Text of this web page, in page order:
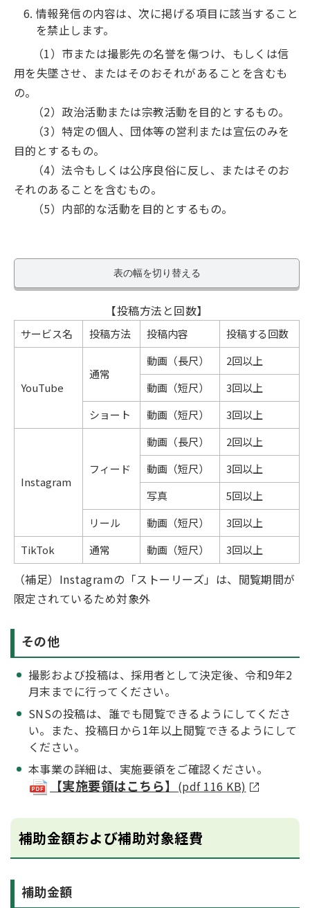
情報発信の内容は、次に掲げる項目に該当すること
を禁止します。
（1）市または撮影先の名誉を傷つけ、もしくは信
用を失墜させ、またはそのおそれがあることを含むも
の。
（2）政治活動または宗教活動を目的とするもの。
（3）特定の個人、団体等の営利または宣伝のみを
目的とするもの。
（4）法令もしくは公序良俗に反し、またはそのお
それのあることを含むもの。
（5）内部的な活動を目的とするもの。
表の幅を切り替える
【投稿方法と回数】
サービス名 投稿方法 投稿内容 投稿する回数
YouTube
通常
動画（長尺）
2回以上
動画（短尺）
3回以上
ショート
動画（短尺） 3回以上
Instagram
フィード
動画（長尺）
2回以上
動画（短尺）
3回以上
写真
5回以上
リール
動画（短尺）
3回以上
TikTok
通常 動画（短尺） 3回以上
（補足）Instagramの「ストーリーズ」は、閲覧期間が
限定されているため対象外
その他
撮影および投稿は、採用者として決定後、令和9年2
月末までに行ってください。
SNSの投稿は、誰でも閲覧できるようにしてくださ
い。また、投稿日から1年以上閲覧できるようにして
ください。
本事業の詳細は、実施要領をご確認ください。
【実施要領はこちら】 (pdf 116 KB)
補助金額および補助対象経費
補助金額